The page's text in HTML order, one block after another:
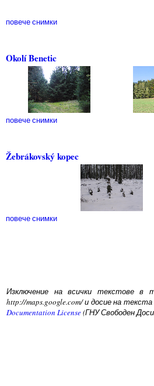
повече снимки
Okolí Benetic
повече снимки
Žebrákovský kopec
повече снимки
Изключение на всички текстове в
http://maps.google.com/ и досие на
Documentation License(ГНУ Свободен